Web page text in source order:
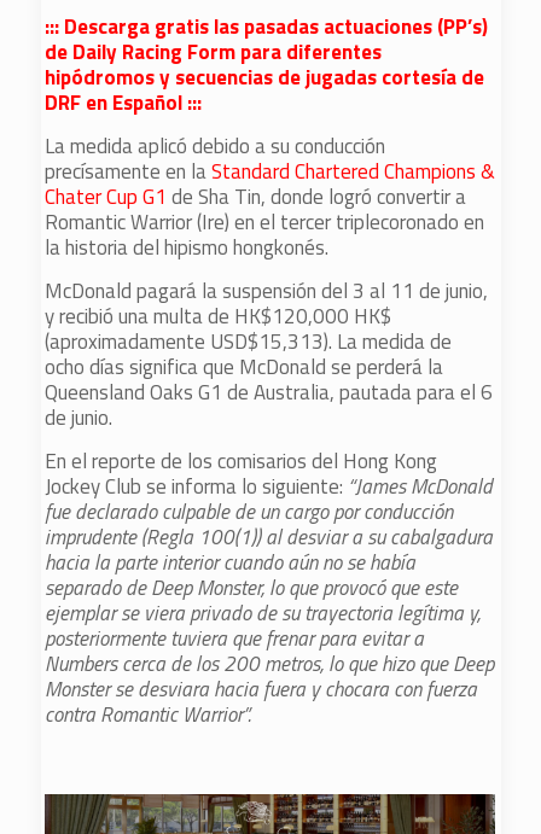
::: Descarga gratis las pasadas actuaciones (PP’s)
de Daily Racing Form para diferentes
hipódromos y secuencias de jugadas cortesía de
DRF en Español :::
La medida aplicó debido a su conducción
precísamente en laStandard Chartered Champions &
Chater Cup G1 de Sha Tin, donde logró convertir a
Romantic Warrior (Ire) en el tercer triplecoronado en
la historia del hipismo hongkonés.
McDonald pagará la suspensión del 3 al 11 de junio,
y recibió una multa de HK$120,000 HK$
(aproximadamente USD$15,313). La medida de
ocho días significa que McDonald se perderá la
Queensland Oaks G1 de Australia, pautada para el 6
de junio.
En el reporte de los comisarios del Hong Kong
Jockey Club se informa lo siguiente: “James McDonald
fue declarado culpable de un cargo por conducción
imprudente (Regla 100(1)) al desviar a su cabalgadura
hacia la parte interior cuando aún no se había
separado de Deep Monster, lo que provocó que este
ejemplar se viera privado de su trayectoria legítima y,
posteriormente tuviera que frenar para evitar a
Numbers cerca de los 200 metros, lo que hizo que Deep
Monster se desviara hacia fuera y chocara con fuerza
contra Romantic Warrior”.